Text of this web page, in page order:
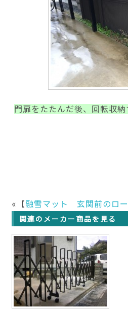
門扉をたたんだ後、回転収納
«【融雪マット 玄関前のロ
関連のメーカー商品を見る